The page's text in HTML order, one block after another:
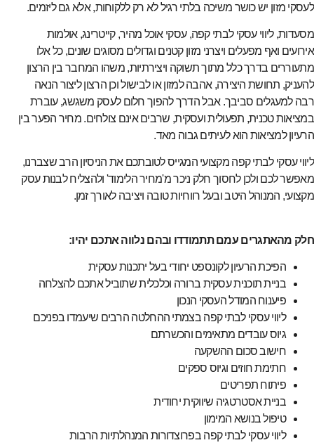
לעסקי מזון יש כושר משיכה בלתי רגיל לא רק ללקוחות, אלא גם ליזמים.
מסעדות, ליווי עסקי לבתי קפה, עסקי אוכל מהיר, קייטרינג, אולמות
אירועים ואף מפעלים ויצרני מזון קטנים וגדולים מסוגים שונים, כל אלו
מתעוררים בדרך כלל מתוך תשוקה ויצירתיות, משהו המחבר בין הרצון
להעניק, תחושת היצירה, אהבה למזון או לבישול וכן הרצון ליצור הנאה
רבה למעגלים סביבך. אבל הדרך להפוך חלום לעסק משגשג, עוברת
במציאות טכנית, תפעולית ועסקית, שרבים אינם צולחים. מחיר הפער בין
הרעיון למציאות הוא לעיתים גבוה מאד.
ליווי עסקי לבתי קפה מקצועי המגייס לטובתכם את הניסיון הרב שצברנו,
מאפשר לכם ולכן לחסוך חלק ניכר מ'מחיר הלימוד' ולהצליח לבנות עסק
מקצועי, המנוהל היטב ובעל רווחיות טובה ויציבה לאורך זמן.
חלק מהאתגרים עמם תתמודדו ובהם נלווה אתכם יהיו:
הפיכת הרעיון לקונספט יחודי בעל יתכנות עסקית
בניית תוכנית עסקית ברורה וכלכלית שתוביל אתכם להצלחה
פיענוח המודל העסקי הנכון
ליווי עסקי לבתי קפה בצמתי ההחלטה הרבים שיעמדו בפניכם
גיוס עובדים מתאימים והכשרתם
חישוב סכום ההשקעה
חתימת חוזים וגיוס ספקים
פיתוח תפריטים
בניית אסטרטגיה שיווקית יחודית
טיפול בנושא המימון
ליווי עסקי לבתי קפה בפרוצדורות המנהלתיות הרבות